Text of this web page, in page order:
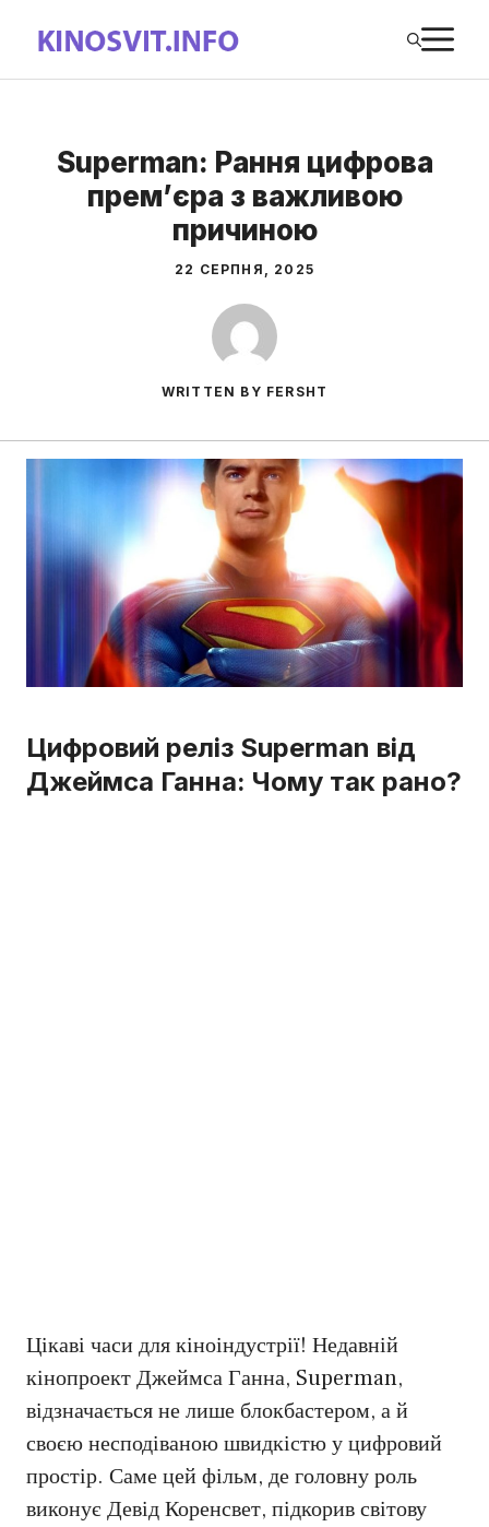
вмісту
Superman: Рання цифрова
прем’єра з важливою
причиною
22 СЕРПНЯ, 2025
WRITTEN BY FERSHT
Цифровий реліз Superman від
Джеймса Ганна: Чому так рано?
Цікаві часи для кіноіндустрії! Недавній
кінопроект Джеймса Ганна, Superman,
відзначається не лише блокбастером, а й
своєю несподіваною швидкістю у цифровий
простір. Саме цей фільм, де головну роль
виконує Девід Коренсвет, підкорив світову